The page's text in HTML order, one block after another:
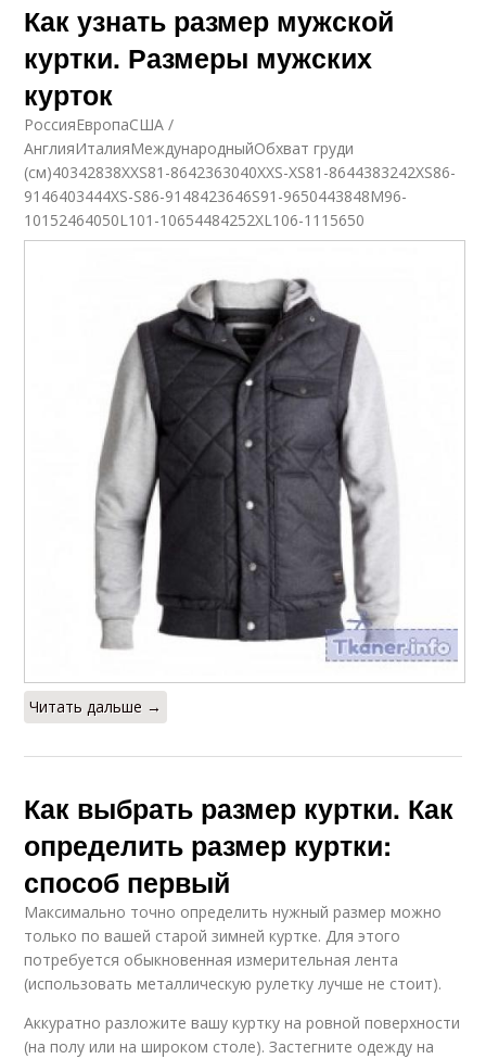
Куртки в разных
странах
Куртки в европе
Куртки по размерным
таблицам
Куртки для мужчин
Куртка в плечах Куртка на женщине
Женская куртка Кожаные куртки
Как узнать размер мужской
куртки. Размеры мужских
курток
РоссияЕвропаСША /
АнглияИталияМеждународныйОбхват груди
(см)40342838XXS81-8642363040XXS-XS81-8644383242XS86-
9146403444XS-S86-9148423646S91-9650443848M96-
10152464050L101-10654484252XL106-1115650
Читать дальше →
Как выбрать размер куртки. Как
определить размер куртки:
способ первый
Максимально точно определить нужный размер можно
только по вашей старой зимней куртке. Для этого
потребуется обыкновенная измерительная лента
(использовать металлическую рулетку лучше не стоит).
Аккуратно разложите вашу куртку на ровной поверхности
(на полу или на широком столе). Застегните одежду на